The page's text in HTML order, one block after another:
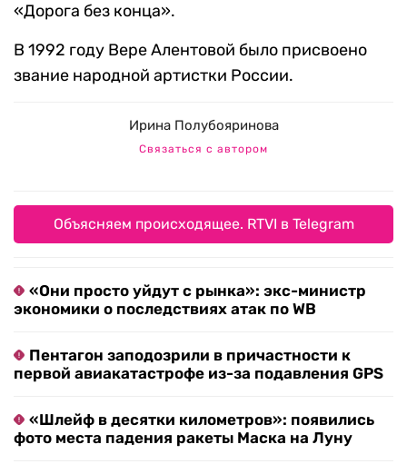
«Дорога без конца».
В 1992 году Вере Алентовой было присвоено
звание народной артистки России.
Ирина Полубояринова
Связаться с автором
Объясняем происходящее. RTVI в Telegram
«Они просто уйдут с рынка»: экс-министр
экономики о последствиях атак по WB
Пентагон заподозрили в причастности к
первой авиакатастрофе из-за подавления GPS
«Шлейф в десятки километров»: появились
фото места падения ракеты Маска на Луну